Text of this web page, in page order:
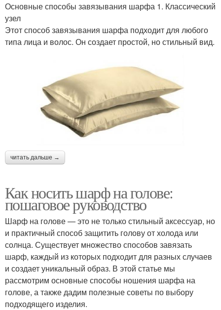
Основные способы завязывания шарфа 1. Классический
узел
Этот способ завязывания шарфа подходит для любого
типа лица и волос. Он создает простой, но стильный вид.
читать дальше →
Как носить шарф на голове:
пошаговое руководство
Шарф на голове — это не только стильный аксессуар, но
и практичный способ защитить голову от холода или
солнца. Существует множество способов завязать
шарф, каждый из которых подходит для разных случаев
и создает уникальный образ. В этой статье мы
рассмотрим основные способы ношения шарфа на
голове, а также дадим полезные советы по выбору
подходящего изделия.